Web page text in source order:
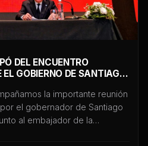
DEL ENCUENTRO
GOBIERNO DE SANTIAGO
la importante reunión
el gobernador de Santiago
al embajador de la